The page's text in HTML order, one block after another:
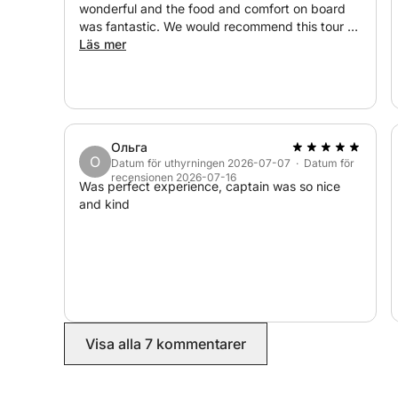
wonderful and the food and comfort on board
was fantastic. We would recommend this tour to
anyone looking for a day out along the Sicilian
Läs mer
О
Ольга
Datum för uthyrningen 2026-07-07 · Datum för
recensionen 2026-07-16
Was perfect experience, captain was so nice
and kind
Visa alla 7 kommentarer